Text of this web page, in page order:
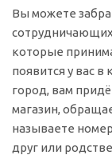
Вы можете
сотрудничающих
которые
появится у вас в
город, вам
магазин,
называете
друг или